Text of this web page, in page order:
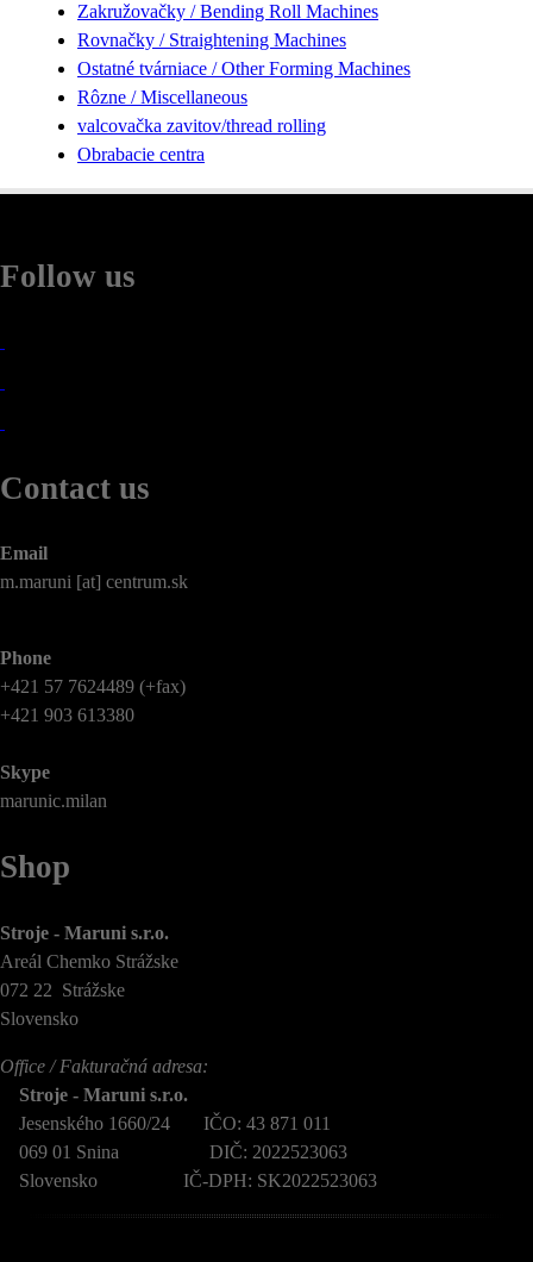
Zakružovačky / Bending Roll Machines
Rovnačky / Straightening Machines
Ostatné tvárniace / Other Forming Machines
Rôzne / Miscellaneous
valcovačka zavitov/thread rolling
Obrabacie centra
Follow us
Contact us
Email
m.maruni [at] centrum.sk
Phone
+421 57 7624489 (+fax)
+421 903 613380
Skype
marunic.milan
Shop
Stroje - Maruni s.r.o.
Areál Chemko Strážske
072 22 Strážske
Slovensko
Office / Fakturačná adresa:
Stroje - Maruni s.r.o.
Jesenského 1660/24 IČO: 43 871 011
069 01 Snina DIČ: 2022523063
Slovensko IČ-DPH: SK2022523063